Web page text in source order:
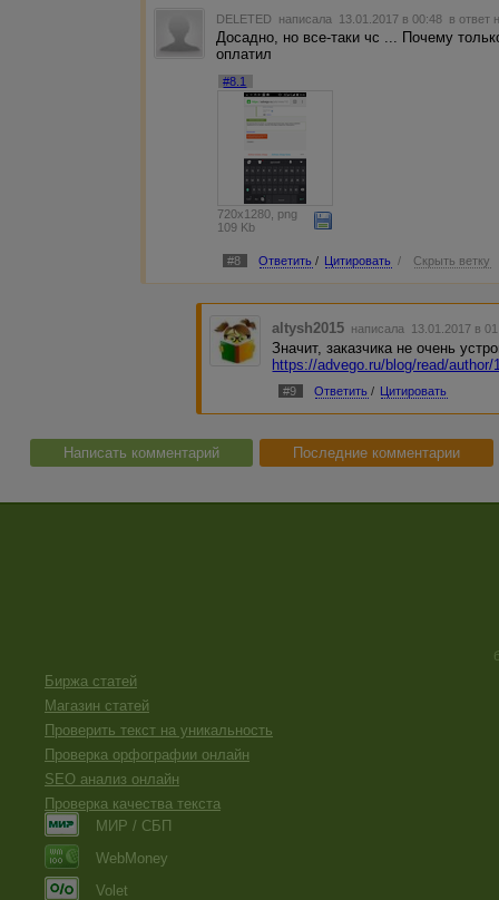
DELETED написала 13.01.2017 в 00:48 в ответ
Досадно, но все-таки чс ... Почему
оплатил
#8.1
720x1280, png
109 Kb
#8 Ответить / Цитировать / Скрыть ветку
altysh2015 написала 13.01.2017 в
Значит, заказчика не очень
https://advego.ru/blog/read/author/
#9 Ответить / Цитировать
Написать комментарий Последние комментарии
Биржа статей
Магазин статей
Проверить текст на уникальность
Проверка орфографии онлайн
SEO анализ онлайн
Проверка качества текста
МИР / СБП
WebMoney
Volet